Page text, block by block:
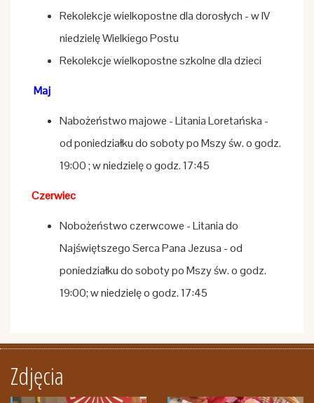
Rekolekcje wielkopostne dla dorosłych - w IV
niedzielę Wielkiego Postu
Rekolekcje wielkopostne szkolne dla dzieci
Maj
Nabożeństwo majowe - Litania Loretańska -
od poniedziałku do soboty po Mszy św. o godz.
19:00 ; w niedzielę o godz. 17:45
Czerwiec
Nobożeństwo czerwcowe - Litania do
Najświętszego Serca Pana Jezusa - od
poniedziałku do soboty po Mszy św. o godz.
19:00; w niedzielę o godz. 17:45
Zdjęcia